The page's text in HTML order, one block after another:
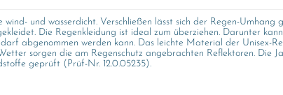
und wasserdicht. Verschließen lässt sich der Regen-
Die Regenkleidung ist ideal zum überziehen. Darunter
abgenommen werden kann. Das leichte Material der Unisex-
sorgen die am Regenschutz angebrachten Reflektoren. Die
geprüft (Prüf-Nr. 12.0.05235).